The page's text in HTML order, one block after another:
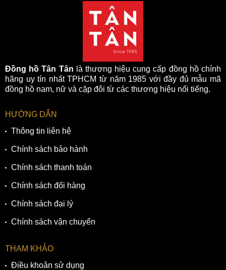
Đồng hồ Tân Tân là thương hiệu cung cấp đồng hồ chính
hãng uy tín nhất TPHCM từ năm 1985 với đầy đủ mẫu mã
đồng hồ nam, nữ và cặp đôi từ các thương hiệu nổi tiếng.
HƯỚNG DẪN
Thông tin liên hệ
Chính sách bảo hành
Chính sách thanh toán
Chính sách đổi hàng
Chính sách đại lý
Chính sách vận chuyển
THAM KHẢO
Điều khoản sử dụng